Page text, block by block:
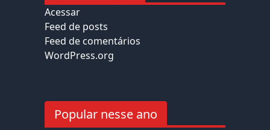
Acessar
Feed de posts
Feed de comentários
WordPress.org
Popular nesse ano